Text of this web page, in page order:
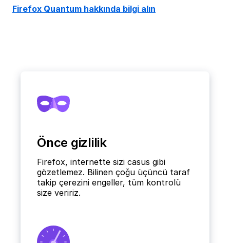
Firefox Quantum hakkında bilgi alın
Önce gizlilik
Firefox, internette sizi casus gibi
gözetlemez. Bilinen çoğu üçüncü taraf
takip çerezini engeller, tüm kontrolü
size veririz.